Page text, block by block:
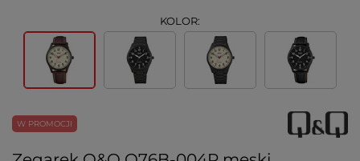
KOLOR:
W PROMOCJI